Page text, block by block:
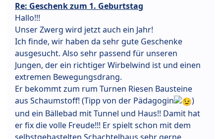
Re: Geschenk zum 1. Geburtstag
Hallo!!!
Unser Zwerg wird jetzt auch ein Jahr!
Ich finde, wir haben da sehr gute Geschenke
ausgesucht. Also sehr passend für unseren
Jungen, der ein richtiger Wirbelwind ist und einen
extremen Bewegungsdrang.
Er bekommt zum rum Turnen Riesen Bausteine
aus Schaumstoff! (Tipp von der Pädagogin
)
und ein Bällebad mit Tunnel und Haus!! Damit hat
er fix die volle Freude!!! Er spielt schon mit dem